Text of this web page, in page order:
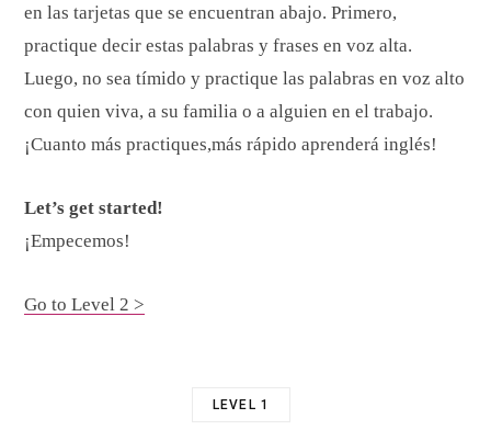
en las tarjetas que se encuentran abajo. Primero,
practique decir estas palabras y frases en voz alta.
Luego, no sea tímido y practique las palabras en voz alto
con quien viva, a su familia o a alguien en el trabajo.
¡Cuanto más practiques,más rápido aprenderá inglés!
Let’s get started!
¡Empecemos!
Go to Level 2 >
LEVEL 1